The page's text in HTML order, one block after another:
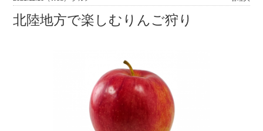
北陸地方で楽しむりんご狩り